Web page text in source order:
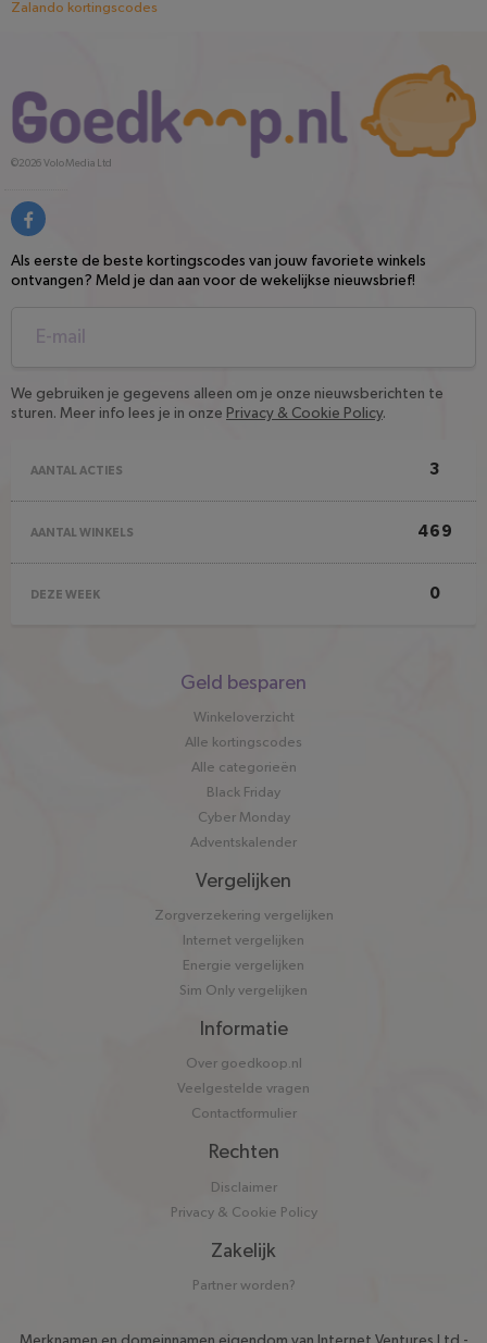
Zalando kortingscodes
©2026Volo Media Ltd
Als eerste de beste kortingscodes van jouw favoriete winkels
ontvangen? Meld je dan aan voor de wekelijkse nieuwsbrief!
We gebruiken je gegevens alleen om je onze nieuwsberichten te
sturen. Meer info lees je in onze Privacy & Cookie Policy.
AANTAL ACTIES 3
AANTAL WINKELS 469
DEZE WEEK 0
Geld besparen
Winkeloverzicht
Alle kortingscodes
Alle categorieën
Black Friday
Cyber Monday
Adventskalender
Vergelijken
Zorgverzekering vergelijken
Internet vergelijken
Energie vergelijken
Sim Only vergelijken
Informatie
Over goedkoop.nl
Veelgestelde vragen
Contactformulier
Rechten
Disclaimer
Privacy & Cookie Policy
Zakelijk
Partner worden?